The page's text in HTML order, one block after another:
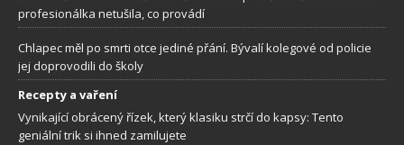
profesionálka netušila, co provádí
Chlapec měl po smrti otce jediné přání. Bývalí kolegové od policie
jej doprovodili do školy
Recepty a vaření
Vynikající obrácený řízek, který klasiku strčí do kapsy: Tento
geniální trik si ihned zamilujete